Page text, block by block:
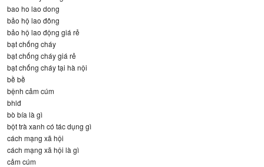
bao ho lao dong
bảo hộ lao đông
bảo hộ lao động giá rẻ
bạt chống cháy
bạt chống cháy giá rẻ
bạt chống cháy tại hà nội
bề bề
bệnh cảm cúm
bhlđ
bò bía là gì
bột trà xanh có tác dụng gì
cách mạng xã hội
cách mạng xã hội là gì
cảm cúm